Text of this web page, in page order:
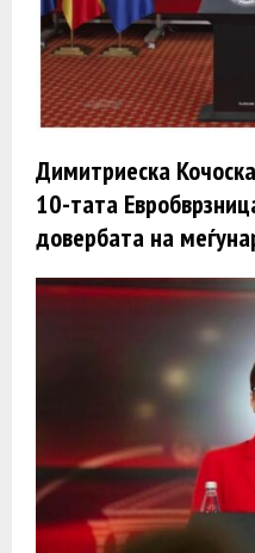
Димитриеска
10-тата
довербата на